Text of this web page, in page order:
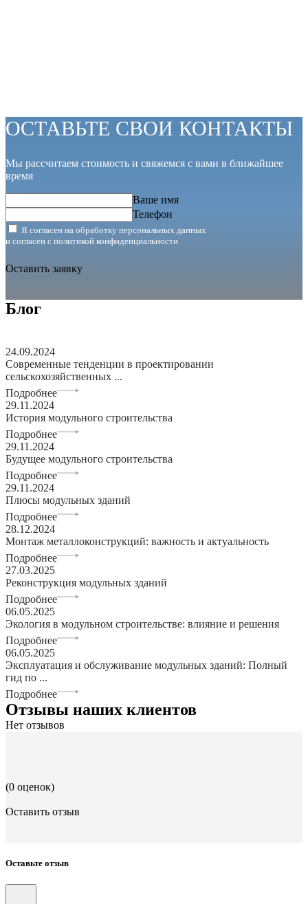
ОСТАВЬТЕ СВОИ КОНТАКТЫ
Мы рассчитаем стоимость и свяжемся с вами в ближайшее
время
Ваше имя
Телефон
Я согласен на обработку персональных данных
и согласен с политикой конфиденциальности
Оставить заявку
Блог
24.09.2024
Современные тенденции в проектировании
сельскохозяйственных ...
Подробнее
29.11.2024
История модульного строительства
Подробнее
29.11.2024
Будущее модульного строительства
Подробнее
29.11.2024
Плюсы модульных зданий
Подробнее
28.12.2024
Монтаж металлоконструкций: важность и актуальность
Подробнее
27.03.2025
Реконструкция модульных зданий
Подробнее
06.05.2025
Экология в модульном строительстве: влияние и решения
Подробнее
06.05.2025
Эксплуатация и обслуживание модульных зданий: Полный
гид по ...
Подробнее
Отзывы наших клиентов
Нет отзывов
(0 оценок)
Оставить отзыв
Оставьте отзыв